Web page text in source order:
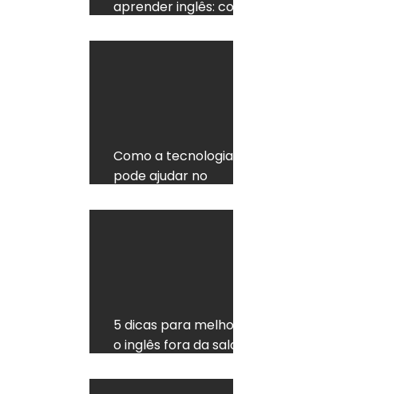
aprender inglês: como
Como a tecnologia
pode ajudar no
5 dicas para melhorar
o inglês fora da sala de